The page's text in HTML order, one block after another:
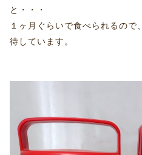
と・・・
１ヶ月ぐらいで食べられるので
待しています。